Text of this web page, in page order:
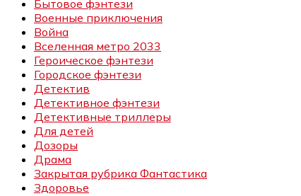
Бытовое фэнтези
Военные приключения
Война
Вселенная метро 2033
Героическое фэнтези
Городское фэнтези
Детектив
Детективное фэнтези
Детективные триллеры
Для детей
Дозоры
Драма
Закрытая рубрика Фантастика
Здоровье